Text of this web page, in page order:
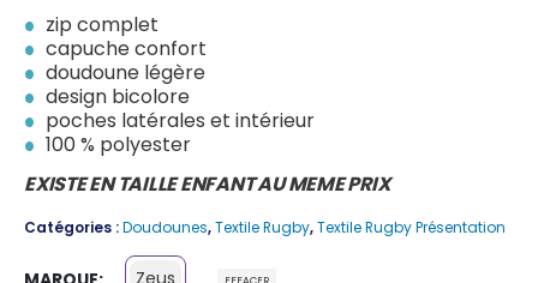
zip complet
capuche confort
doudoune légère
design bicolore
poches latérales et intérieur
100 % polyester
EXISTE EN TAILLE ENFANT AU MEME PRIX
Catégories :Doudounes,Textile Rugby,Textile Rugby Présentation
Zeus EFFACER